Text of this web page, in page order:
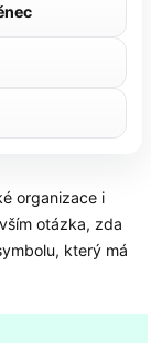
organizace i
otázka, zda
který má